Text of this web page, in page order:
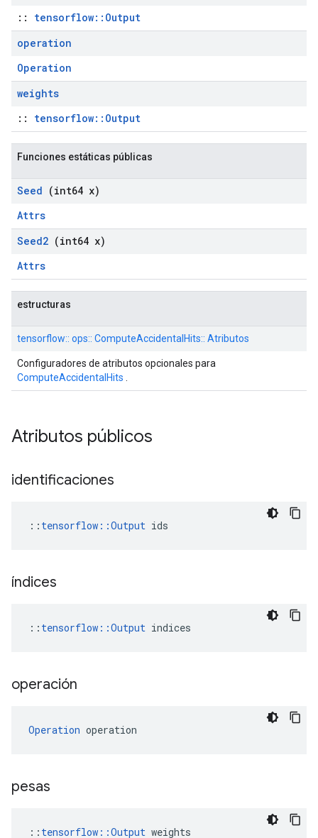
:: tensorflow::Output
operation
Operation
weights
:: tensorflow::Output
Funciones estáticas públicas
Seed (int64 x)
Attrs
Seed2 (int64 x)
Attrs
estructuras
tensorflow:: ops:: ComputeAccidentalHits:: Atributos
Configuradores de atributos opcionales para
ComputeAccidentalHits
Atributos públicos
identificaciones
:: tensorflow::Output ids
índices
:: tensorflow::Output indices
operación
Operation operation
pesas
:: tensorflow::Output weights